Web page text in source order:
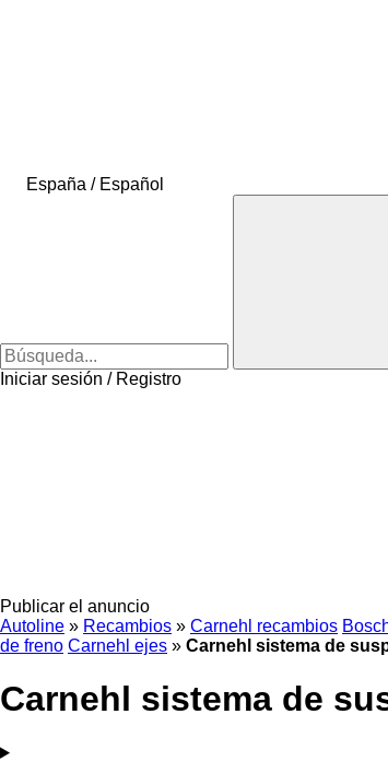
España / Español
Iniciar sesión / Registro
Publicar el anuncio
Autoline » Recambios » Carnehl recambios
de freno Carnehl ejes » Carnehl sistema de
Carnehl sistema de